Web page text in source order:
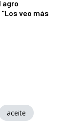
agro
veo más
aceite